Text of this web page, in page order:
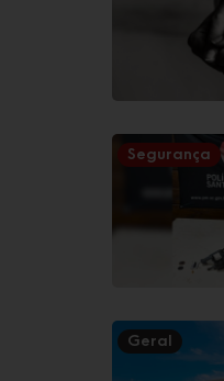
Segurança
Geral